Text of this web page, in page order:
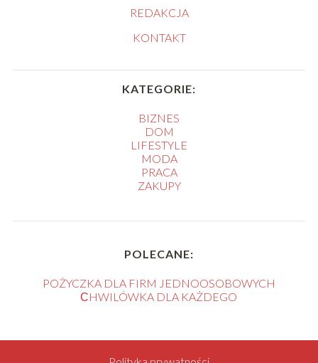
REDAKCJA
KONTAKT
KATEGORIE:
BIZNES
DOM
LIFESTYLE
MODA
PRACA
ZAKUPY
POLECANE:
POŻYCZKA DLA FIRM JEDNOOSOBOWYCH
СHWILÓWKA DLA KAŻDEGO